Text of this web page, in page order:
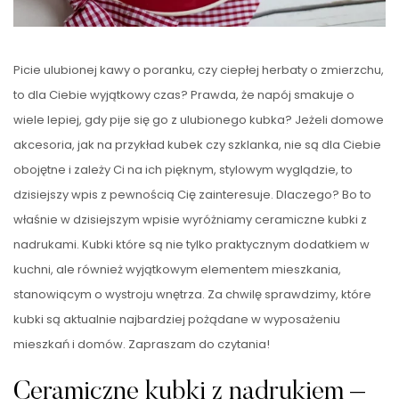
Picie ulubionej kawy o poranku, czy ciepłej herbaty o zmierzchu,
to dla Ciebie wyjątkowy czas? Prawda, że napój smakuje o
wiele lepiej, gdy pije się go z ulubionego kubka? Jeżeli domowe
akcesoria, jak na przykład kubek czy szklanka, nie są dla Ciebie
obojętne i zależy Ci na ich pięknym, stylowym wyglądzie, to
dzisiejszy wpis z pewnością Cię zainteresuje. Dlaczego? Bo to
właśnie w dzisiejszym wpisie wyróżniamy ceramiczne kubki z
nadrukami. Kubki które są nie tylko praktycznym dodatkiem w
kuchni, ale również wyjątkowym elementem mieszkania,
stanowiącym o wystroju wnętrza. Za chwilę sprawdzimy, które
kubki są aktualnie najbardziej pożądane w wyposażeniu
mieszkań i domów. Zapraszam do czytania!
Ceramiczne kubki z nadrukiem –